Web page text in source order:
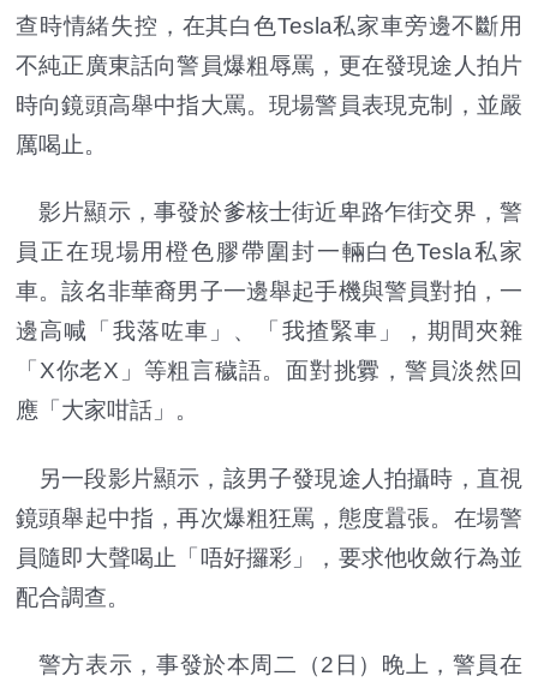
查時情緒失控，在其白色Tesla私家車旁邊不斷用
不純正廣東話向警員爆粗辱罵，更在發現途人拍片
時向鏡頭高舉中指大罵。現場警員表現克制，並嚴
厲喝止。
影片顯示，事發於爹核士街近卑路乍街交界，警
員正在現場用橙色膠帶圍封一輛白色Tesla私家
車。該名非華裔男子一邊舉起手機與警員對拍，一
邊高喊「我落咗車」、「我揸緊車」，期間夾雜
「X你老X」等粗言穢語。面對挑釁，警員淡然回
應「大家咁話」。
另一段影片顯示，該男子發現途人拍攝時，直視
鏡頭舉起中指，再次爆粗狂罵，態度囂張。在場警
員隨即大聲喝止「唔好攞彩」，要求他收斂行為並
配合調查。
警方表示，事發於本周二（2日）晚上，警員在